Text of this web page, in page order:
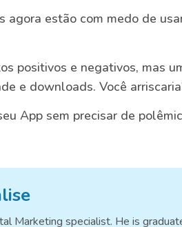
agora estão com medo de
positivos e negativos, mas
e downloads. Você
App sem precisar de
Marketing specialist. He is